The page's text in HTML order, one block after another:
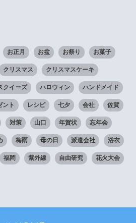
お正月 お盆 お祭り お菓子
クリスマス クリスマスケーキ
クイーズ ハロウィン ハンドメイド
ント レシピ 七夕 会社 佐賀
対策 山口 年賀状 忘年会
梅雨 母の日 派遣会社 浴衣
福岡 紫外線 自由研究 花火大会